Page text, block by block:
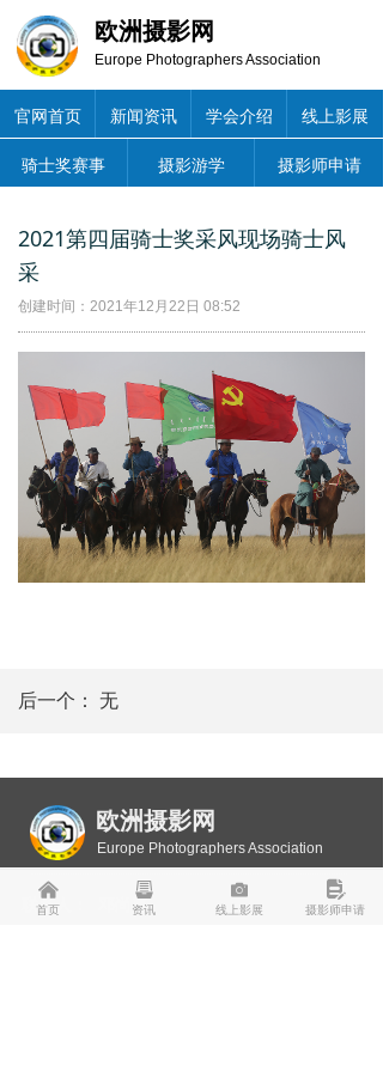
Europe Photographers Association
欧洲摄影网
낀
首页
뀣
资讯
널
线上影展
넖
摄影师申请
官网首页 新闻资讯 学会介绍 线上影展
骑士奖赛事 摄影游学 摄影师申请
2021第四届骑士奖采风现场骑士风
采
创建时间： 2021年12月22日 08:52
后一个： 无
欧洲摄影网
Europe Photographers Association
联系人： 邓尚喜